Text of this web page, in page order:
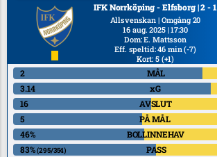
IFK Norrköping - Elfsborg | 2 - 1
Allsvenskan | Omgång 20
16 aug. 2025 | 17:30
Dom:E. Mattsson
Eff. speltid: 46 min(-7)
Kort: 5 (+1)
2 MÅL
3.14
xG
16
AVSLUT
5
PÅ MÅL
46%
BOLLINNEHAV
83%(295/354) PASS